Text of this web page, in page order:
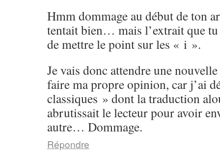
Hmm dommage au début de ton
tentait bien… mais l’extrait que
de mettre le point sur les « i ».
Je vais donc attendre une
faire ma propre opinion, car j’ai
classiques » dont la traduction
abrutissait le lecteur pour avoir
autre… Dommage.
Répondre